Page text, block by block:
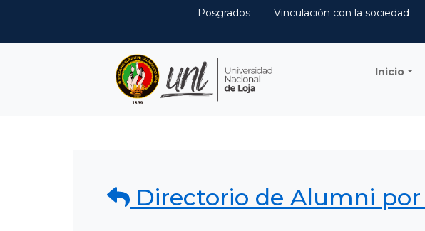
Posgrados Vinculación con la sociedad
Inicio
Directorio de Alumni por